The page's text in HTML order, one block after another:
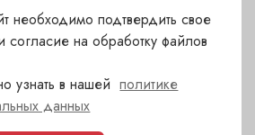
, совиньон блан
необходимо подтвердить свое
согласие на обработку файлов
узнать в нашейполитике
данных